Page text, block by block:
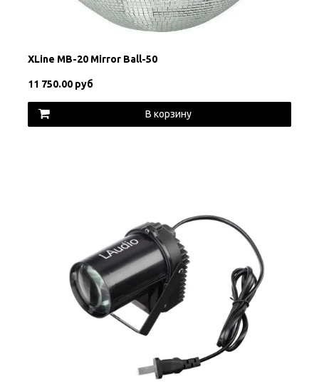
XLine MB-20 Mirror Ball-50
11 750.00 руб
В корзину